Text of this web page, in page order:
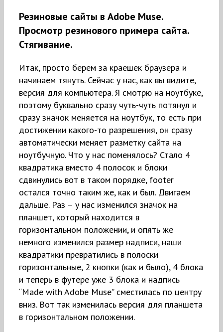
Резиновые сайты в Adobe Muse.
Просмотр резинового примера сайта.
Стягивание.
Итак, просто берем за краешек браузера и
начинаем тянуть. Сейчас у нас, как вы видите,
версия для компьютера. Я смотрю на ноутбуке,
поэтому буквально сразу чуть-чуть потянул и
сразу значок меняется на ноутбук, то есть при
достижении какого-то разрешения, он сразу
автоматически меняет разметку сайта на
ноутбучную. Что у нас поменялось? Стало 4
квадратика вместо 4 полосок и блоки
сдвинулись вот в таком порядке, footer
остался точно таким же, как и был. Двигаем
дальше. Раз – у нас изменился значок на
планшет, который находится в
горизонтальном положении, и опять же
немного изменился размер надписи, наши
квадратики превратились в полоски
горизонтальные, 2 кнопки (как и было), 4 блока
и теперь в футере уже 3 блока и надпись
“Made with Adobe Muse” сместилась по центру
вниз. Вот так изменилась версия для планшета
в горизонтальном положении.